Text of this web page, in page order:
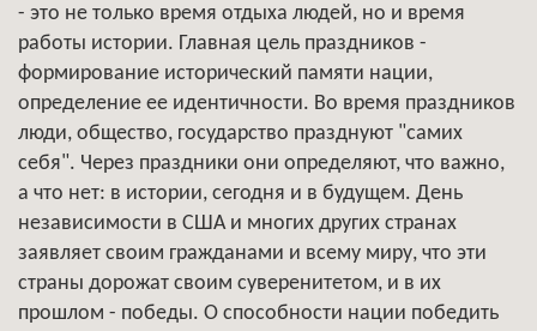
- это не только время отдыха людей, но и время
работы истории. Главная цель праздников -
формирование исторический памяти нации,
определение ее идентичности. Во время праздников
люди, общество, государство празднуют "самих
себя". Через праздники они определяют, что важно,
а что нет: в истории, сегодня и в будущем. День
независимости в США и многих других странах
заявляет своим гражданами и всему миру, что эти
страны дорожат своим суверенитетом, и в их
прошлом - победы. О способности нации победить